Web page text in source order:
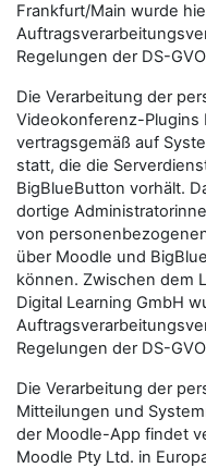
Frankfurt/Main wurde
Regelungen der DS-
Die Verarbeitung der
Videokonferenz-
vertragsgemäß auf
statt, die die
BigBlueButton vorhält.
dortige
von
über Moodle und
können. Zwischen dem
Digital Learning GmbH
Regelungen der DS-
Die Verarbeitung der
Mitteilungen und
der Moodle-App findet
Moodle Pty Ltd. in